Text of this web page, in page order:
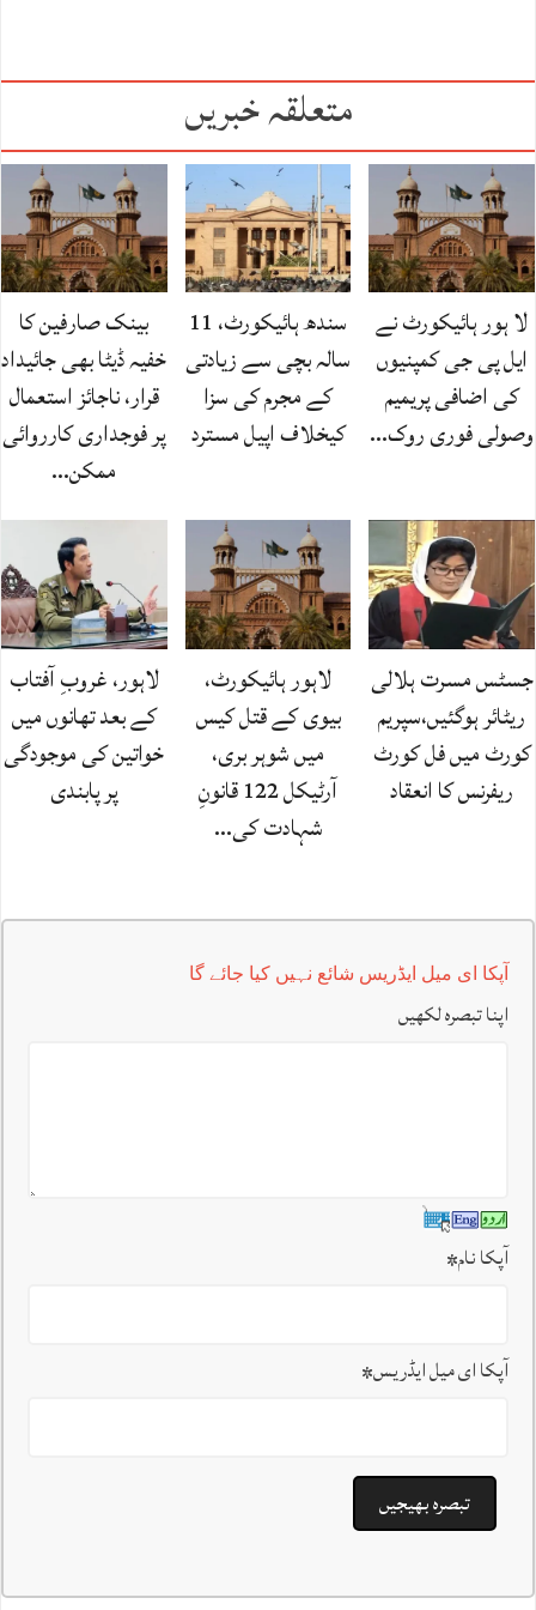
متعلقہ خبریں
لا ہور ہائیکورٹ نے
ایل پی جی کمپنیوں
کی اضافی پریمیم
وصولی فوری روک…
سندھ ہائیکورٹ، 11
سالہ بچی سے زیادتی
کے مجرم کی سزا
کیخلاف اپیل مسترد
بینک صارفین کا
خفیہ ڈیٹا بھی جائیداد
قرار، ناجائز استعمال
پر فوجداری کارروائی
ممکن…
جسٹس مسرت ہلالی
ریٹائر ہوگئیں،سپریم
کورٹ میں فل کورٹ
ریفرنس کا انعقاد
لاہور ہائیکورٹ،
بیوی کے قتل کیس
میں شوہر بری،
آرٹیکل 122 قانونِ
شہادت کی…
لاہور، غروبِ آفتاب
کے بعد تھانوں میں
خواتین کی موجودگی
پر پابندی
آپکا ای میل ایڈریس شائع نہیں کیا جائے گا
اپنا تبصرہ لکھیں
آپکا نام*
آپکا ای میل ایڈریس*